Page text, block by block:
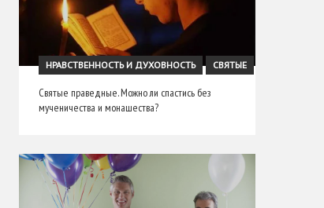
НРАВСТВЕННОСТЬ И ДУХОВНОСТЬ СВЯТЫЕ
Святые праведные. Можно ли спастись без
мученичества и монашества?